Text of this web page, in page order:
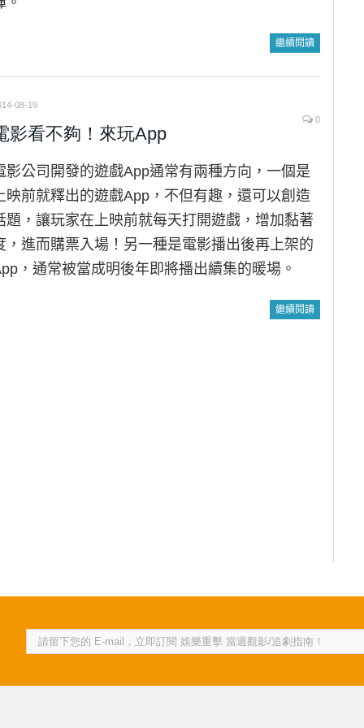
繼續閱讀
08-19
0
影看不夠！來玩App
影公司開發的遊戲App通常有兩種方向，一個是
映前就釋出的遊戲App，不但有趣，還可以創造
題，讓玩家在上映前就每天打開遊戲，增加黏著
，進而購票入場！另一種是電影播出後再上架的
，通常被當成明後年即將播出續集的暖場。
繼續閱讀